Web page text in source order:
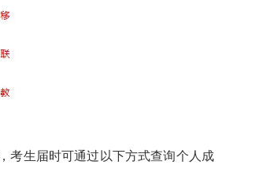
考生届时可通过以下方式查询个人成